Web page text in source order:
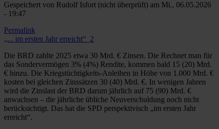
Gespeichert von Rudolf Isfort (nicht überprüft) am Mi., 06.05.2026
- 19:47
Permalink
„... im ersten Jahr erreicht“_2
Die BRD zahlte 2025 etwa 30 Mrd. € Zinsen. Die Rechnet man für
das Sondervermögen 3% (4%) Rendite, kommen bald 15 (20) Mrd.
€ hinzu. Die Kriegstüchtigkeits-Anleihen in Höhe von 1.000 Mrd. €
kosten bei gleichen Zinssätzen 30 (40) Mrd. €. In wenigen Jahren
wird die Zinslast der BRD darum jährlich auf 75 (90) Mrd. €
anwachsen – die jährliche übliche Neuverschuldung noch nicht
berücksichtigt. Das hat die SPD perspektivisch „im ersten Jahr
erreicht“.